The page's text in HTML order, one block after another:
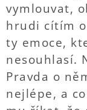
vymlouvat,
hrudi cítím
ty emoce,
nesouhlasí.
Pravda o
nejlépe, a